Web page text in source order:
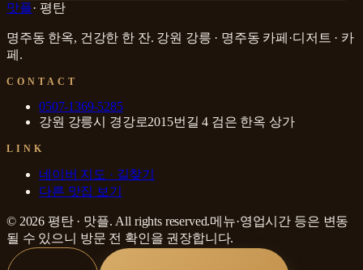
맛플· 평탄
명주동 한옥, 건강한 한 잔. 강원 강릉 · 명주동 카페·디저트 · 카
페 .
CONTACT
0507-1369-5285
강원 강릉시 경강로2015번길 4 검은 한옥 상가
LINK
네이버 지도 · 길찾기
다른 맛집 보기
© 2026 평탄· 맛플. All rights reserved.메뉴·영업시간 등은 변동
될 수 있으니 방문 전 확인을 권장합니다.